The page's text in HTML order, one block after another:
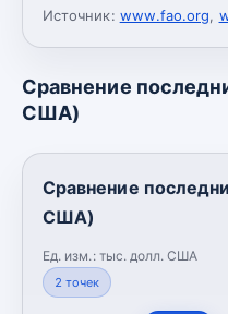
Источник: www.fao.org,
Сравнение
США)
Сравнение
США)
Ед. изм.: тыс. долл. США
2 точек